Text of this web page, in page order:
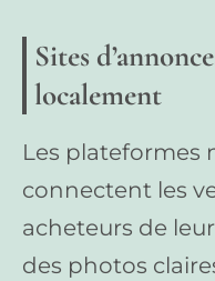
Sites
localement
Les plateformes
connectent les
acheteurs de
des photos